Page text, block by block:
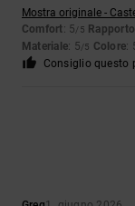
Mostra originale -
Comfort: 5/5
Materiale: 5/5 Colore:
Consiglio questo